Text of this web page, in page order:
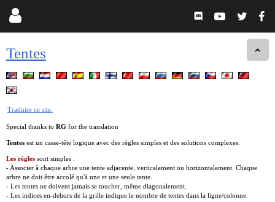
Tentes
Traduire ce site.
Special thanks to RG for the translation
Tentes est un casse-tête logique avec des règles simples et des solutions complexes.
Les règles sont simples :
- Associer à chaque arbre une tente adjacente, verticalement ou horizontalement. Chaque
arbre ne doit être accolé qu'à une et une seule tente.
- Les tentes ne doivent jamais se toucher, même diagonalement.
- Les indices en-dehors de la grille indique le nombre de tentes dans la ligne/colonne.